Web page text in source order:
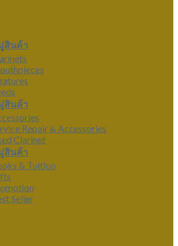
สินค้า
สินค้า
Repair & Accessories
Clarinet
สินค้า
& Tuition
Seller